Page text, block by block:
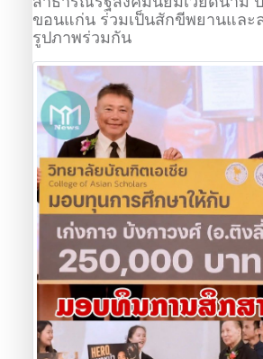
ขอนแก่น ร่วมเป็นสักขีพยานและ
รูปภาพร่วมกัน